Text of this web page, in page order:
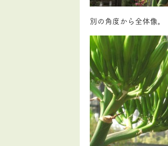
別の角度から全体像。